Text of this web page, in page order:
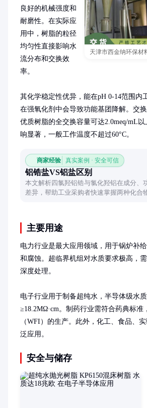
天津市西金纳环保材
良好的机械强度和
耐磨性。在实际应
用中，树脂的粒径
均匀性直接影响水
流分布和交换效
率。
其化学稳定性优异，能在pH 0-14范围内
在强氧化剂中会导致功能基团降解。交
优质树脂的全交换容量可达2.0meq/mL
响显著，一般工作温度不超过60°C。
商家经验 真实案例 · 安全可信
铝锆盐VS铝盐区别
本文解析四氯羟铝锆与氯化羟铝在成分、
差异，帮助工业采购者快速掌握两种化合
主要用途
电力行业是最大应用领域，用于锅炉补
和腐蚀。超临界机组对水质要求极高，
深度处理。
电子行业用于制备超纯水，半导体级水
≥18.2MΩ·cm。制药行业需符合药典标准
（WFI）的生产。此外，化工、食品、
泛应用。
安全与储存